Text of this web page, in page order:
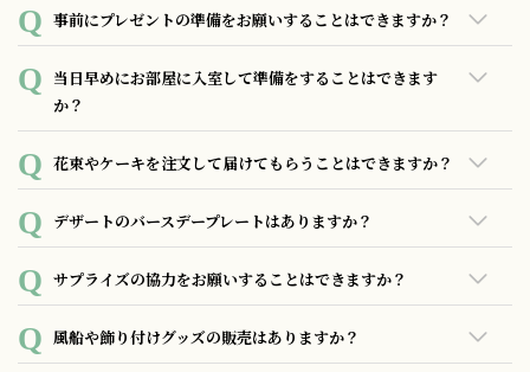
お部屋を傷付けない範囲で飾り付けしていただくことは問題
ございません。また、 別途¥3,500にて風船、LEDライトなど
を使用した装飾をホテルスタッフにて行う事も可能です。お
気軽にご相談ください。
事前にプレゼントの準備をお願いすることはできますか？
事前にプレゼントをお預かりしてお部屋に置いておく、ご希
望の時間帯にお届けするなどの対応は可能ですので事前にご
相談ください。
当日早めにお部屋に入室して準備をすることはできます
か？
13時より前にご入室いただく場合追加2,000円、13時以降は無
料でご案内可能です。但し客室の準備状況次第となりますの
で、ご希望の場合は事前にご相談ください。
花束やケーキを注文して届けてもらうことはできますか？
有料でございますが、ホールケーキのご注文をお受けできま
す。（3,000円～） また、花束のご注文は4,000円にて承って
おります。
デザートのバースデープレートはありますか？
1,100円（税込）にてデザートプレートをご準備しておりま
す。メッセージのご希望は前日までにお申し付けください。
サプライズの協力をお願いすることはできますか？
できる限りのお手伝いをさせていただきます。事前にご相談
ください。
風船や飾り付けグッズの販売はありますか？